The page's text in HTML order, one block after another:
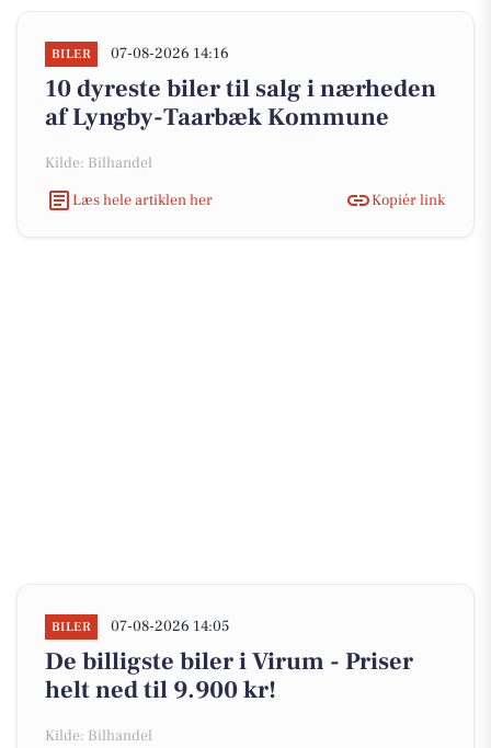
BILER 07-08-2026 14:16
10 dyreste biler til salg i nærheden
af Lyngby-Taarbæk Kommune
Kilde: Bilhandel
Læs hele artiklen her
Kopiér link
BILER 07-08-2026 14:05
De billigste biler i Virum - Priser
helt ned til 9.900 kr!
Kilde: Bilhandel